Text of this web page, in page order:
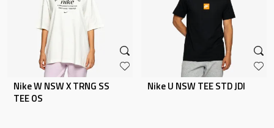
Nike W NSW X TRNG SS
TEE OS
Nike U NSW TEE STD JDI